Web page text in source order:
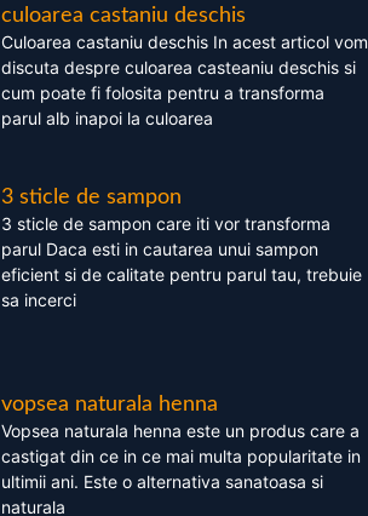
culoarea castaniu deschis
Culoarea castaniu deschis In acest articol vom
discuta despre culoarea casteaniu deschis si
cum poate fi folosita pentru a transforma
parul alb inapoi la culoarea
3 sticle de sampon
3 sticle de sampon care iti vor transforma
parul Daca esti in cautarea unui sampon
eficient si de calitate pentru parul tau, trebuie
sa incerci
vopsea naturala henna
Vopsea naturala henna este un produs care a
castigat din ce in ce mai multa popularitate in
ultimii ani. Este o alternativa sanatoasa si
naturala